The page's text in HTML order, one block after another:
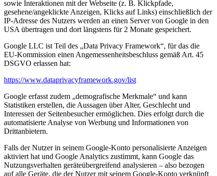
sowie Interaktionen mit der Webseite (z. B. Klickpfade,
gesehene/angeklickte Anzeigen, Klicks auf Links) einschließlich der
IP-Adresse des Nutzers werden an einen Server von Google in den
USA übertragen und dort längstens für 2 Monate gespeichert.
Google LLC ist Teil des „Data Privacy Framework“, für das die
EU-Kommission einen Angemessenheitsbeschluss gemäß Art. 45
DSGVO erlassen hat:
https://www.dataprivacyframework.gov/list
Google erfasst zudem „demografische Merkmale“ und kann
Statistiken erstellen, die Aussagen über Alter, Geschlecht und
Interessen der Seitenbesucher ermöglichen. Dies erfolgt durch die
automatisierte Analyse von Werbung und Informationen von
Drittanbietern.
Falls der Nutzer in seinem Google-Konto personalisierte Anzeigen
aktiviert hat und Google Analytics zustimmt, kann Google das
Nutzungsverhalten geräteübergreifend analysieren – also bezogen
auf alle Geräte, die der Nutzer mit seinem Google-Konto verknüpft